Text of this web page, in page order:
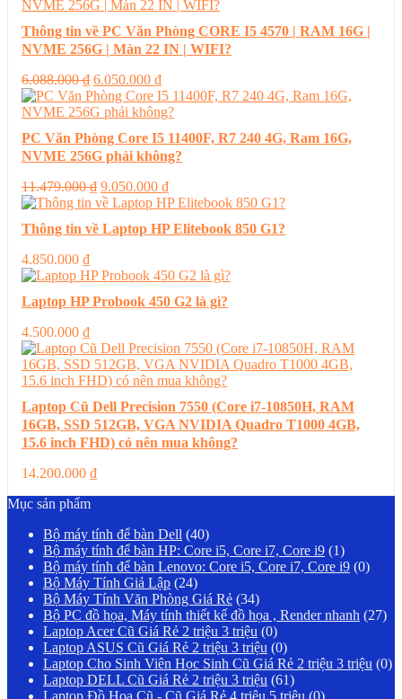
Thông tin về PC Văn Phòng CORE I5 4570 | RAM 16G |
NVME 256G | Màn 22 IN | WIFI?
6.088.000₫ Giá
gốc
là:
6.050.000 ₫Giá
hiện
tại
6.050.000 ₫.
PC Văn Phòng Core I5 11400F, R7 240 4G, Ram 16G,
NVME 256G phải không?
11.479.000₫ Giá
gốc
11.479.000 ₫.
9.050.000 ₫Giá
hiện
là:
Thông tin về Laptop HP Elitebook 850 G1?
4.850.000 ₫
Laptop HP Probook 450 G2 là gì?
4.500.000 ₫
Laptop Cũ Dell Precision 7550 (Core i7-10850H, RAM
16GB, SSD 512GB, VGA NVIDIA Quadro T1000 4GB,
15.6 inch FHD) có nên mua không?
14.200.000 ₫
Mục sản phẩm
Bộ máy tính để bàn Dell (40)
Bộ máy tính để bàn HP: Core i5, Core i7, Core i9 (1)
Bộ máy tính để bàn Lenovo: Core i5, Core i7, Core i9 (0)
Bộ Máy Tính Giả Lập (24)
Bộ Máy Tính Văn Phòng Giá Rẻ (34)
Bộ PC đồ họa, Máy tính thiết kế đồ họa , Render nhanh (27)
Laptop Acer Cũ Giá Rẻ 2 triệu 3 triệu (0)
Laptop ASUS Cũ Giá Rẻ 2 triệu 3 triệu (0)
Laptop Cho Sinh Viên Học Sinh Cũ Giá Rẻ 2 triệu 3 triệu (0)
Laptop DELL Cũ Giá Rẻ 2 triệu 3 triệu (61)
Laptop Đồ Hoạ Cũ - Cũ Giá Rẻ 4 triệu 5 triệu (0)